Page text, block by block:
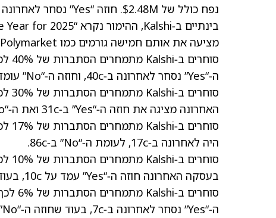
נפח כולל של $2.48M. חוזה “Yes” נסחר לאחרונה ב‑7c, בעוד שחוזה “No” עמד על 95c.
מציעה את אותם חמישה גורמים כמו Polymarket עם הסתברות של מעל 5% לזכייה.
ה‑“Yes” נסחר לאחרונה ב‑40c, וחוזה ה‑“No” עומד על 61c.
האחרונה מציגה את חוזה ה‑“Yes” ב‑31c ואת ה‑“No” ב‑70c.
היה לאחרונה ב‑17c, לעומת ה‑“No” ב‑86c.
בעסקה האחרונה חוזה ה‑“Yes” עמד על 10c, בעוד שחוזה ה‑“No” התייצב על 91c.
ה‑“Yes” נסחר לאחרונה ב‑7c, בעוד שחוזה ה‑“No” עמד על 95c.